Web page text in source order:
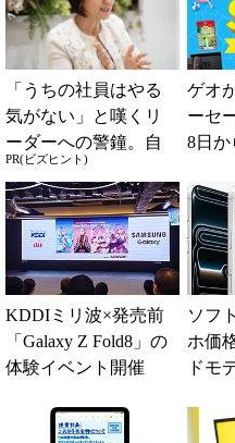
「うちの社員はやる
気がない」と嘆くリ
ーダーへの警鐘。自
律型組織をつくる前
に外せない、たった
一つの順番
PR(ビズヒント)
ゲオ
ーセ
8日
得に
KDDIミリ波×発売前
「Galaxy Z Fold8」の
体験イベント開催
ソフ
ホ価
ドモ
が予